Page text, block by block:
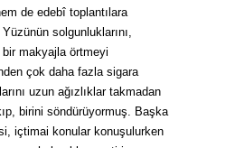
de edebî toplantılara
solgunluklarını,
bir makyajla örtmeyi
çok daha fazla sigara
uzun ağızlıklar takmadan
birini söndürüyormuş. Başka
içtimai konular konuşulurken